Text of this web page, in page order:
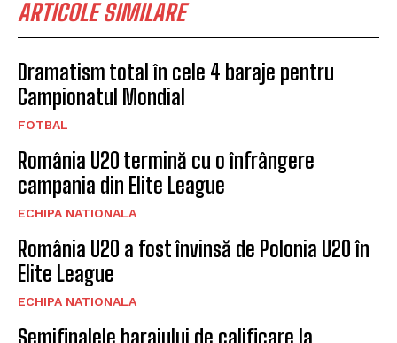
ARTICOLE SIMILARE
Dramatism total în cele 4 baraje pentru
Campionatul Mondial
FOTBAL
România U20 termină cu o înfrângere
campania din Elite League
ECHIPA NATIONALA
România U20 a fost învinsă de Polonia U20 în
Elite League
ECHIPA NATIONALA
Semifinalele barajului de calificare la